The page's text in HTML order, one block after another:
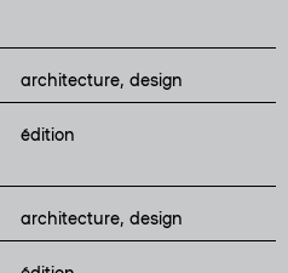
architecture, design
édition
architecture, design